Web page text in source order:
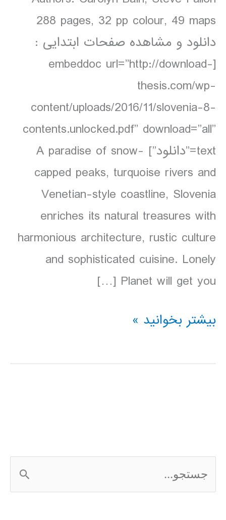
288 pages, 32 pp colour, 49 maps
دانلود و مشاهده صفحات ابتدایی :
[embeddoc url=”http://download-
thesis.com/wp-
content/uploads/2016/11/slovenia-8-
contents.unlocked.pdf” download=”all”
text=”دانلود”] A paradise of snow-
capped peaks, turquoise rivers and
Venetian-style coastline, Slovenia
enriches its natural treasures with
harmonious architecture, rustic culture
and sophisticated cuisine. Lonely
Planet will get you […]
دانلود
Lonely
بیشتر بخوانید »
س